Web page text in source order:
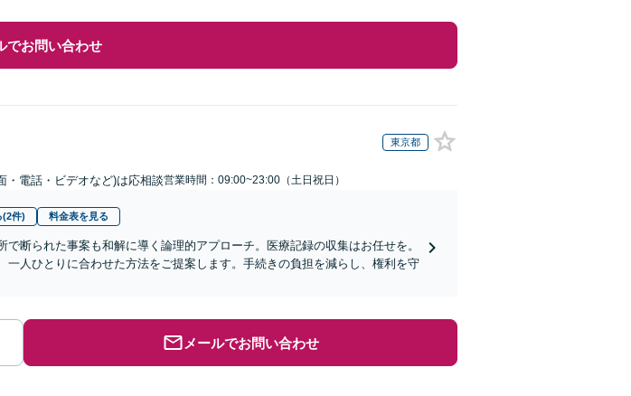
でお問い合わせ
東京都
・電話・ビデオなど)は応相談営業時間：09:00~23:00（土日祝日）
(2件) 料金表を見る
で断られた事案も和解に導く論理的アプローチ。医療記録の収集はお任せを。
一人ひとりに合わせた方法をご提案します。手続きの負担を減らし、権利を守
メールでお問い合わせ